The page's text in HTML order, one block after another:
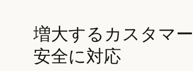
増大するカスタマ
安全に対応